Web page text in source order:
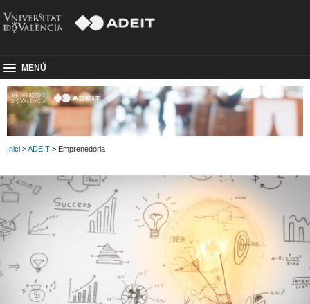
MENÚ
Inici >ADEIT > Emprenedoria